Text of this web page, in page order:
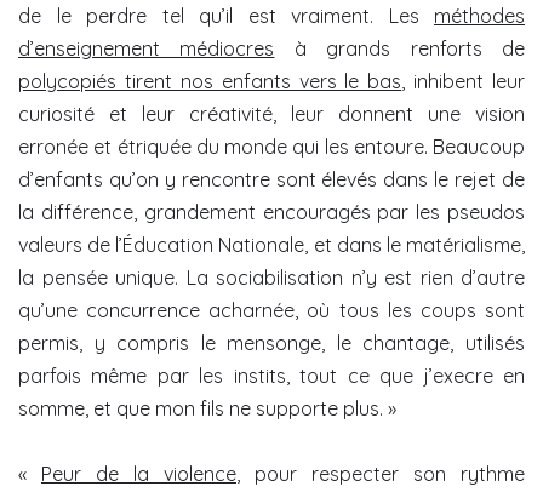
de le perdre tel qu’il est vraiment. Les méthodes
d’enseignement médiocres à grands renforts de
polycopiés tirent nos enfants vers le bas, inhibent leur
curiosité et leur créativité, leur donnent une vision
erronée et étriquée du monde qui les entoure. Beaucoup
d’enfants qu’on y rencontre sont élevés dans le rejet de
la différence, grandement encouragés par les pseudos
valeurs de l’Éducation Nationale, et dans le matérialisme,
la pensée unique. La sociabilisation n’y est rien d’autre
qu’une concurrence acharnée, où tous les coups sont
permis, y compris le mensonge, le chantage, utilisés
parfois même par les instits, tout ce que j’execre en
somme, et que mon fils ne supporte plus. »
« Peur de la violence , pour respecter son rythme